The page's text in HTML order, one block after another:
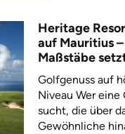
Heritage
auf Mauritius
Maßstäbe
Golfgenuss auf
Niveau Wer eine
sucht, die über
Gewöhnliche